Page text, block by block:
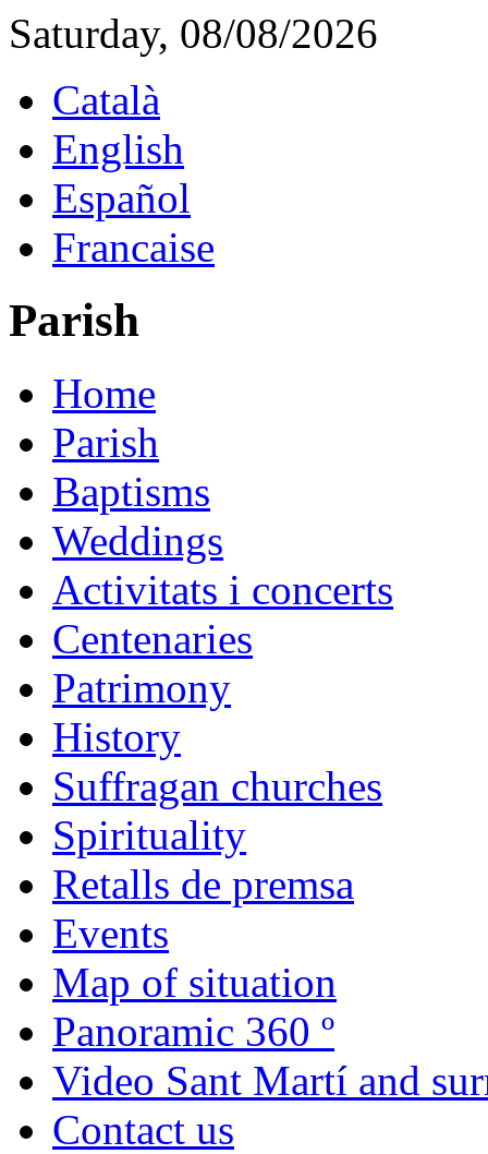
Saturday, 08/08/2026
Català
English
Español
Francaise
Parish
Home
Parish
Baptisms
Weddings
Activitats i concerts
Centenaries
Patrimony
History
Suffragan churches
Spirituality
Retalls de premsa
Events
Map of situation
Panoramic 360 º
Video Sant Martí and
Contact us